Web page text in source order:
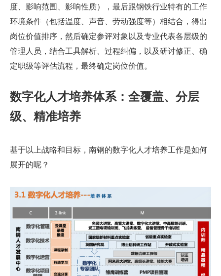
度、影响范围、影响性质），最后跟钢铁行业特有的工作
环境条件（包括温度、声音、劳动强度等）相结合，得出
岗位价值排序，然后确定参评对象以及专业代表各层级的
管理人员，结合工具解析、过程纠偏，以及研讨修正、确
定职级等评估流程，最终确定岗位价值。
数字化人才培养体系：全覆盖、分层
级、精准培养
基于以上战略和目标，南钢的数字化人才培养工作是如何
展开的呢？